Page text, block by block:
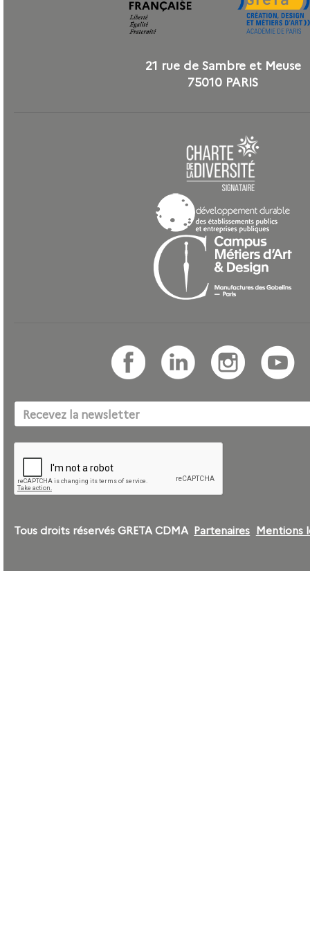
21 rue de Sambre et Meuse
75010 PARIS
Tous droits réservés GRETA CDMA Partenaires Mentions